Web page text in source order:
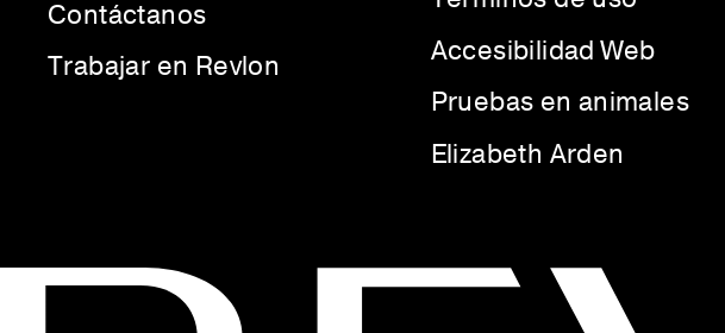
Contáctanos
Trabajar en Revlon
Accesibilidad Web
Pruebas en animales
Elizabeth Arden